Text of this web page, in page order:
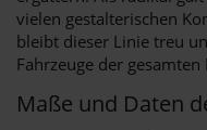
vielen gestalterischen
bleibt dieser Linie treu
Fahrzeuge der gesamten
Maße und Daten